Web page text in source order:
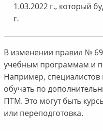
1.03.2022 г., который
г.
В изменении правил №
учебным программам и
Например,
обучать по
ПТМ. Это могут быть
или переподготовка.